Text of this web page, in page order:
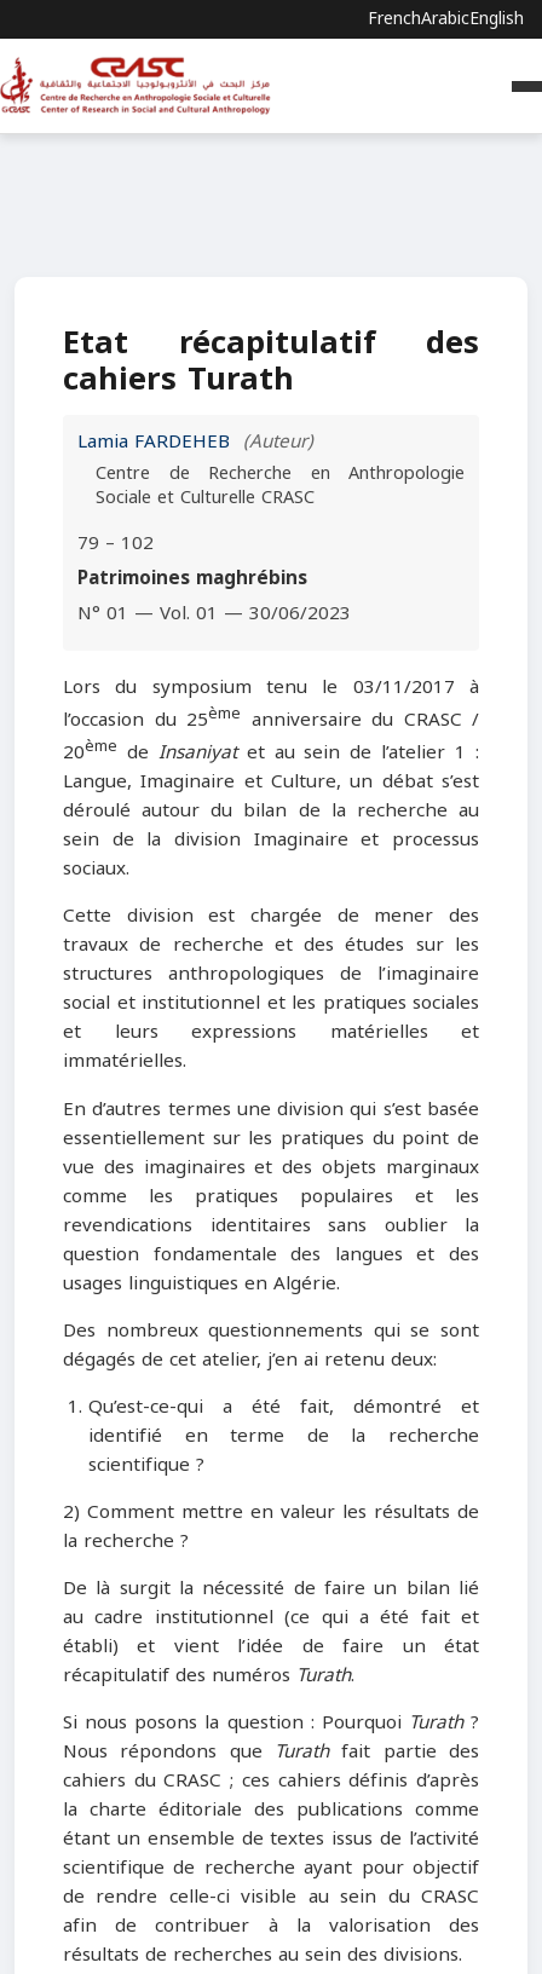
FrenchArabicEnglish
Etat récapitulatif des
cahiers Turath
Lamia FARDEHEB (Auteur)
Centre de Recherche en Anthropologie
Sociale et Culturelle CRASC
79 – 102
Patrimoines maghrébins
N° 01 — Vol. 01 — 30/06/2023
Lors du symposium tenu le 03/11/2017 à
l’occasion du 25ème anniversaire du CRASC /
20ème de Insaniyatet au sein de l’atelier 1 :
Langue, Imaginaire et Culture, un débat s’est
déroulé autour du bilan de la recherche au
sein de la division Imaginaire et processus
sociaux.
Cette division est chargée de mener des
travaux de recherche et des études sur les
structures anthropologiques de l’imaginaire
social et institutionnel et les pratiques sociales
et leurs expressions matérielles et
immatérielles.
En d’autres termes une division qui s’est basée
essentiellement sur les pratiques du point de
vue des imaginaires et des objets marginaux
comme les pratiques populaires et les
revendications identitaires sans oublier la
question fondamentale des langues et des
usages linguistiques en Algérie.
Des nombreux questionnements qui se sont
dégagés de cet atelier, j’en ai retenu deux:
Qu’est-ce-qui a été fait, démontré et
identifié en terme de la recherche
scientifique ?
2) Comment mettre en valeur les résultats de
la recherche ?
De là surgit la nécessité de faire un bilan lié
au cadre institutionnel (ce qui a été fait et
établi) et vient l’idée de faire un état
récapitulatif des numéros Turath.
Si nous posons la question : Pourquoi Turath?
Nous répondons que Turathfait partie des
cahiers du CRASC ; ces cahiers définis d’après
la charte éditoriale des publications comme
étant un ensemble de textes issus de l’activité
scientifique de recherche ayant pour objectif
de rendre celle-ci visible au sein du CRASC
afin de contribuer à la valorisation des
résultats de recherches au sein des divisions.